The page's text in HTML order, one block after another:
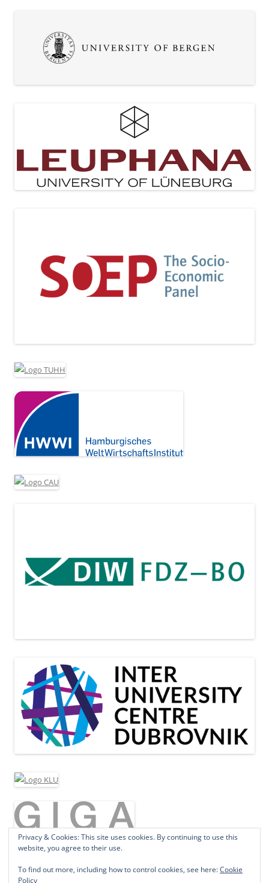
Privacy & Cookies: This site uses cookies. By continuing to use this
website, you agree to their use.
To find out more, including how to control cookies, see here:Cookie
Policy